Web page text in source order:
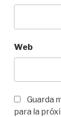
Web
Guarda
para la